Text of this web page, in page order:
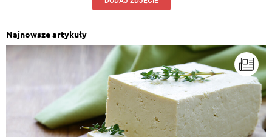
Najnowsze artykuły